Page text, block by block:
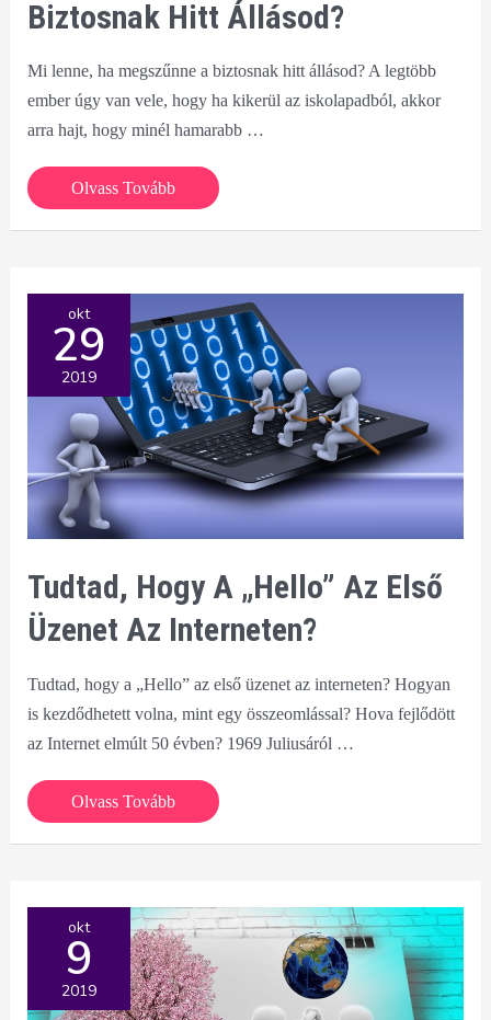
Biztosnak Hitt Állásod?
Mi lenne, ha megszűnne a biztosnak hitt állásod? A legtöbb
ember úgy van vele, hogy ha kikerül az iskolapadból, akkor
arra hajt, hogy minél hamarabb …
Mi
a
biztosnak
hitt
állásod?
Olvass Tovább
okt
29
2019
Tudtad, Hogy A „Hello” Az Első
Üzenet Az Interneten?
Tudtad, hogy a „Hello” az első üzenet az interneten? Hogyan
is kezdődhetett volna, mint egy összeomlással? Hova fejlődött
az Internet elmúlt 50 évben? 1969 Juliusáról …
Tudtad,
hogy
az
első
üzenet
az
Olvass Tovább
okt
9
2019